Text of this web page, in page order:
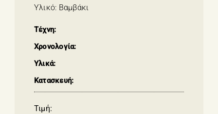
Υλικό: Βαμβάκι
Τέχνη:
Χρονολογία:
Υλικά:
Κατασκευή:
Τιμή: